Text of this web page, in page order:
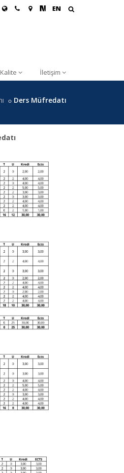
EN
Kalite İletişim
Ders Müfredatı